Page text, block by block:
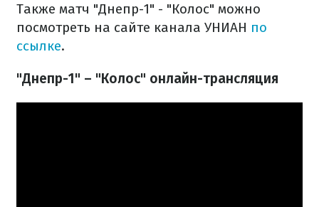
Также матч "Днепр-1" - "Колос" можно
посмотреть на сайте канала УНИАН по
ссылке.
"Днепр-1" – "Колос" онлайн-трансляция